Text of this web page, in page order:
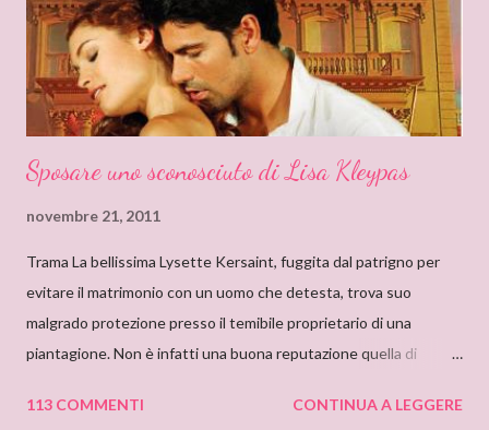
so quanto ci misi a leggerlo e non so neanche se il primo mi
piacque. So però che quando leggo il nome Delly, qua...
Sposare uno sconosciuto di Lisa Kleypas
novembre 21, 2011
Trama La bellissima Lysette Kersaint, fuggita dal patrigno per
evitare il matrimonio con un uomo che detesta, trova suo
malgrado protezione presso il temibile proprietario di una
piantagione. Non è infatti una buona reputazione quella di
collere, e con un misterioso passato. Addirittura si mormora che
113 COMMENTI CONTINUA A LEGGERE